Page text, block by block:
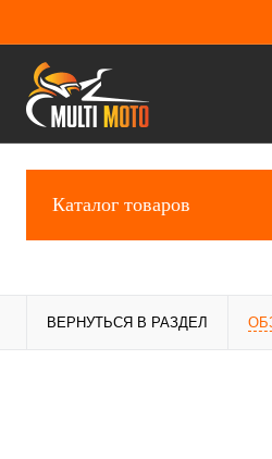
Каталог товаров
ВЕРНУТЬСЯ В РАЗДЕЛ